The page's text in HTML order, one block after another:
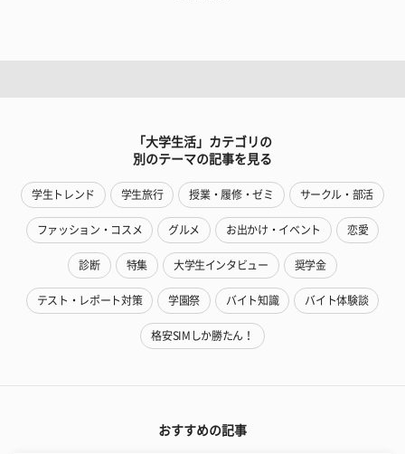
「大学生活」カテゴリの
別のテーマの記事を見る
学生トレンド 学生旅行 授業・履修・ゼミ サークル・部活
ファッション・コスメ グルメ お出かけ・イベント 恋愛
診断 特集 大学生インタビュー 奨学金
テスト・レポート対策 学園祭 バイト知識 バイト体験談
格安SIMしか勝たん！
おすすめの記事